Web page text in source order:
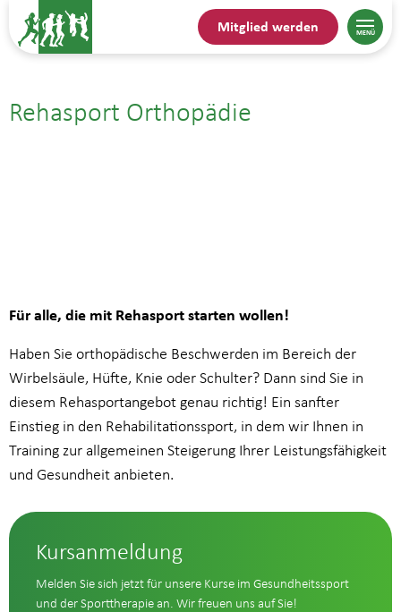
Mitglied werden
Rehasport Orthopädie
17.09.| 17:00
Für alle, die mit Rehasport starten wollen!
Haben Sie orthopädische Beschwerden im Bereich der
Wirbelsäule, Hüfte, Knie oder Schulter? Dann sind Sie in
diesem Rehasportangebot genau richtig! Ein sanfter
Einstieg in den Rehabilitationssport, in dem wir Ihnen in
Training zur allgemeinen Steigerung Ihrer Leistungsfähigkeit
und Gesundheit anbieten.
Kursanmeldung
Melden Sie sich jetzt für unsere Kurse im Gesundheitssport
und der Sporttherapie an. Wir freuen uns auf Sie!